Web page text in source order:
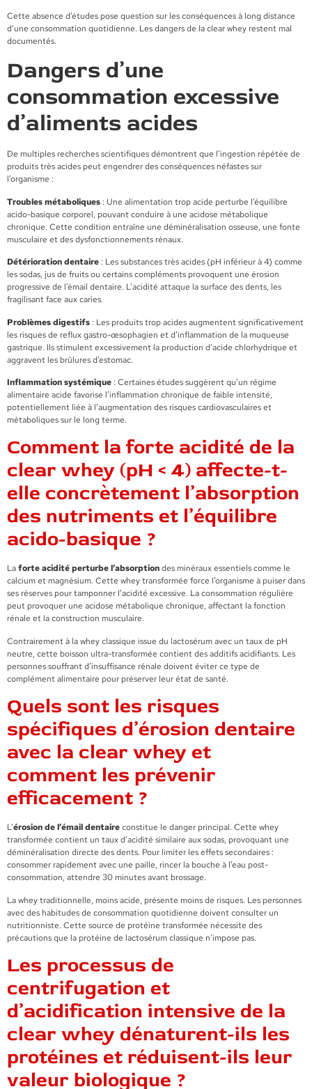
Cette absence d’études pose question sur les conséquences à long distance
d’une consommation quotidienne. Les dangers de la clear whey restent mal
documentés.
Dangers d’une
consommation excessive
d’aliments acides
De multiples recherches scientifiques démontrent que l’ingestion répétée de
produits très acides peut engendrer des conséquences néfastes sur
l’organisme :
Troubles métaboliques : Une alimentation trop acide perturbe l’équilibre
acido-basique corporel, pouvant conduire à une acidose métabolique
chronique. Cette condition entraîne une déminéralisation osseuse, une fonte
musculaire et des dysfonctionnements rénaux.
Détérioration dentaire : Les substances très acides (pH inférieur à 4) comme
les sodas, jus de fruits ou certains compléments provoquent une érosion
progressive de l’émail dentaire. L’acidité attaque la surface des dents, les
fragilisant face aux caries.
Problèmes digestifs : Les produits trop acides augmentent significativement
les risques de reflux gastro-œsophagien et d’inflammation de la muqueuse
gastrique. Ils stimulent excessivement la production d’acide chlorhydrique et
aggravent les brûlures d’estomac.
Inflammation systémique : Certaines études suggèrent qu’un régime
alimentaire acide favorise l’inflammation chronique de faible intensité,
potentiellement liée à l’augmentation des risques cardiovasculaires et
métaboliques sur le long terme.
Comment la forte acidité de la
clear whey (pH < 4) affecte-t-
elle concrètement l’absorption
des nutriments et l’équilibre
acido-basique ?
Laforte acidité perturbe l’absorptiondes minéraux essentiels comme le
calcium et magnésium. Cette whey transformée force l’organisme à puiser dans
ses réserves pour tamponner l’acidité excessive. La consommation régulière
peut provoquer une acidose métabolique chronique, affectant la fonction
rénale et la construction musculaire.
Contrairement à la whey classique issue du lactosérum avec un taux de pH
neutre, cette boisson ultra-transformée contient des additifs acidifiants. Les
personnes souffrant d’insuffisance rénale doivent éviter ce type de
complément alimentaire pour préserver leur état de santé.
Quels sont les risques
spécifiques d’érosion dentaire
avec la clear whey et
comment les prévenir
efficacement ?
L’érosion de l’émail dentaireconstitue le danger principal. Cette whey
transformée contient un taux d’acidité similaire aux sodas, provoquant une
déminéralisation directe des dents. Pour limiter les effets secondaires :
consommer rapidement avec une paille, rincer la bouche à l’eau post-
consommation, attendre 30 minutes avant brossage.
La whey traditionnelle, moins acide, présente moins de risques. Les personnes
avec des habitudes de consommation quotidienne doivent consulter un
nutritionniste. Cette source de protéine transformée nécessite des
précautions que la protéine de lactosérum classique n’impose pas.
Les processus de
centrifugation et
d’acidification intensive de la
clear whey dénaturent-ils les
protéines et réduisent-ils leur
valeur biologique ?